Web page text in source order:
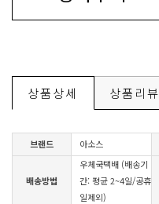
상품상세 상품리뷰
브랜드 아소스
배송방법
우체국택배 (배송기
간: 평균 2~4일/공휴
일제외)